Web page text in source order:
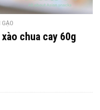
chua cay 60g